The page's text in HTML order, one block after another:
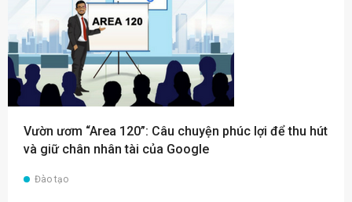
Vườn ươm “Area 120”: Câu chuyện phúc lợi để thu hút
và giữ chân nhân tài của Google
Đào tạo